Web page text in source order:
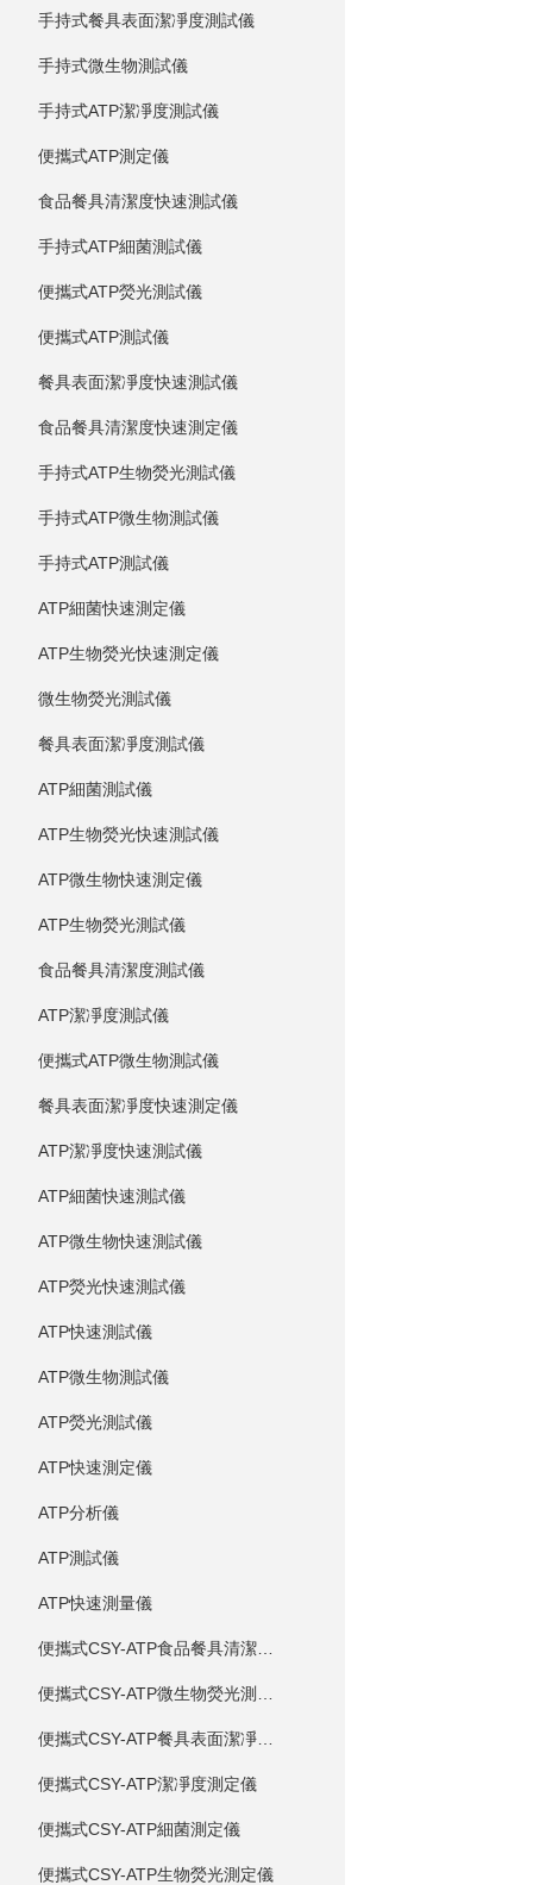
手持式餐具表面潔凈度測試儀
手持式微生物測試儀
手持式ATP潔凈度測試儀
便攜式ATP測定儀
食品餐具清潔度快速測試儀
手持式ATP細菌測試儀
便攜式ATP熒光測試儀
便攜式ATP測試儀
餐具表面潔凈度快速測試儀
食品餐具清潔度快速測定儀
手持式ATP生物熒光測試儀
手持式ATP微生物測試儀
手持式ATP測試儀
ATP細菌快速測定儀
ATP生物熒光快速測定儀
微生物熒光測試儀
餐具表面潔凈度測試儀
ATP細菌測試儀
ATP生物熒光快速測試儀
ATP微生物快速測定儀
ATP生物熒光測試儀
食品餐具清潔度測試儀
ATP潔凈度測試儀
便攜式ATP微生物測試儀
餐具表面潔凈度快速測定儀
ATP潔凈度快速測試儀
ATP細菌快速測試儀
ATP微生物快速測試儀
ATP熒光快速測試儀
ATP快速測試儀
ATP微生物測試儀
ATP熒光測試儀
ATP快速測定儀
ATP分析儀
ATP測試儀
ATP快速測量儀
便攜式CSY-ATP潔凈度測定儀
便攜式CSY-ATP細菌測定儀
便攜式CSY-ATP生物熒光測定儀